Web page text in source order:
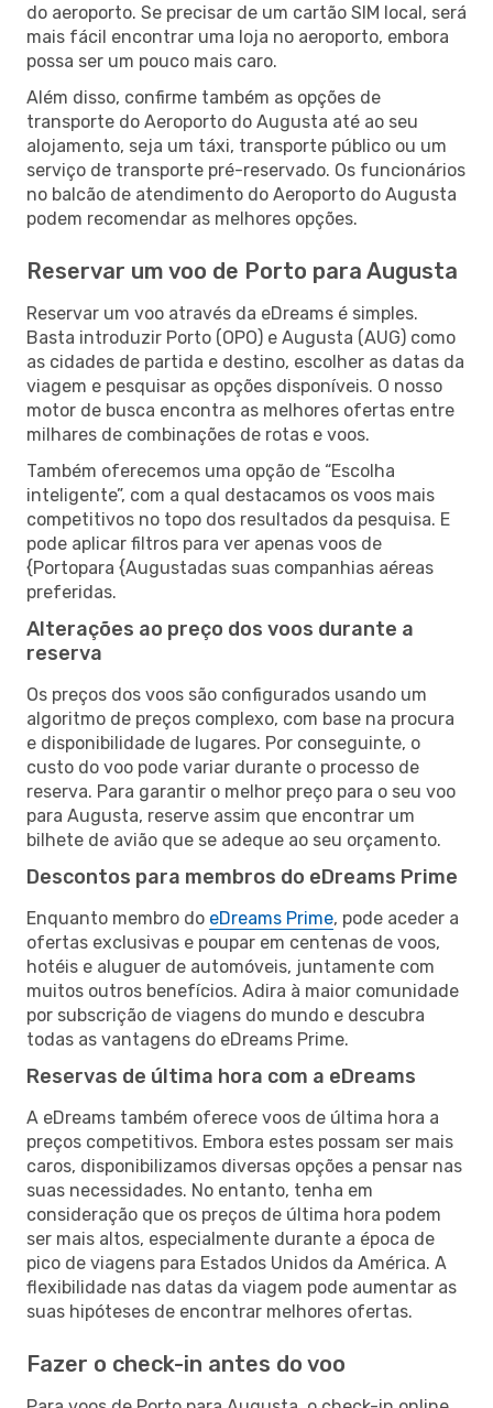
do aeroporto. Se precisar de um cartão SIM local, será
mais fácil encontrar uma loja no aeroporto, embora
possa ser um pouco mais caro.
Além disso, confirme também as opções de
transporte do Aeroporto do Augusta até ao seu
alojamento, seja um táxi, transporte público ou um
serviço de transporte pré-reservado. Os funcionários
no balcão de atendimento do Aeroporto do Augusta
podem recomendar as melhores opções.
Reservar um voo de Porto para Augusta
Reservar um voo através da eDreams é simples.
Basta introduzir Porto (OPO) e Augusta (AUG) como
as cidades de partida e destino, escolher as datas da
viagem e pesquisar as opções disponíveis. O nosso
motor de busca encontra as melhores ofertas entre
milhares de combinações de rotas e voos.
Também oferecemos uma opção de “Escolha
inteligente”, com a qual destacamos os voos mais
competitivos no topo dos resultados da pesquisa. E
pode aplicar filtros para ver apenas voos de
{Portopara {Augustadas suas companhias aéreas
preferidas.
Alterações ao preço dos voos durante a
reserva
Os preços dos voos são configurados usando um
algoritmo de preços complexo, com base na procura
e disponibilidade de lugares. Por conseguinte, o
custo do voo pode variar durante o processo de
reserva. Para garantir o melhor preço para o seu voo
para Augusta, reserve assim que encontrar um
bilhete de avião que se adeque ao seu orçamento.
Descontos para membros do eDreams Prime
Enquanto membro do eDreams Prime, pode aceder a
ofertas exclusivas e poupar em centenas de voos,
hotéis e aluguer de automóveis, juntamente com
muitos outros benefícios. Adira à maior comunidade
por subscrição de viagens do mundo e descubra
todas as vantagens do eDreams Prime.
Reservas de última hora com a eDreams
A eDreams também oferece voos de última hora a
preços competitivos. Embora estes possam ser mais
caros, disponibilizamos diversas opções a pensar nas
suas necessidades. No entanto, tenha em
consideração que os preços de última hora podem
ser mais altos, especialmente durante a época de
pico de viagens para Estados Unidos da América. A
flexibilidade nas datas da viagem pode aumentar as
suas hipóteses de encontrar melhores ofertas.
Fazer o check-in antes do voo